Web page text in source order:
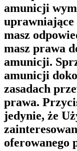
amunicji
uprawniające
masz
masz prawa
amunicji.
amunicji
zasadach
prawa.
jedynie, że
oferowanego